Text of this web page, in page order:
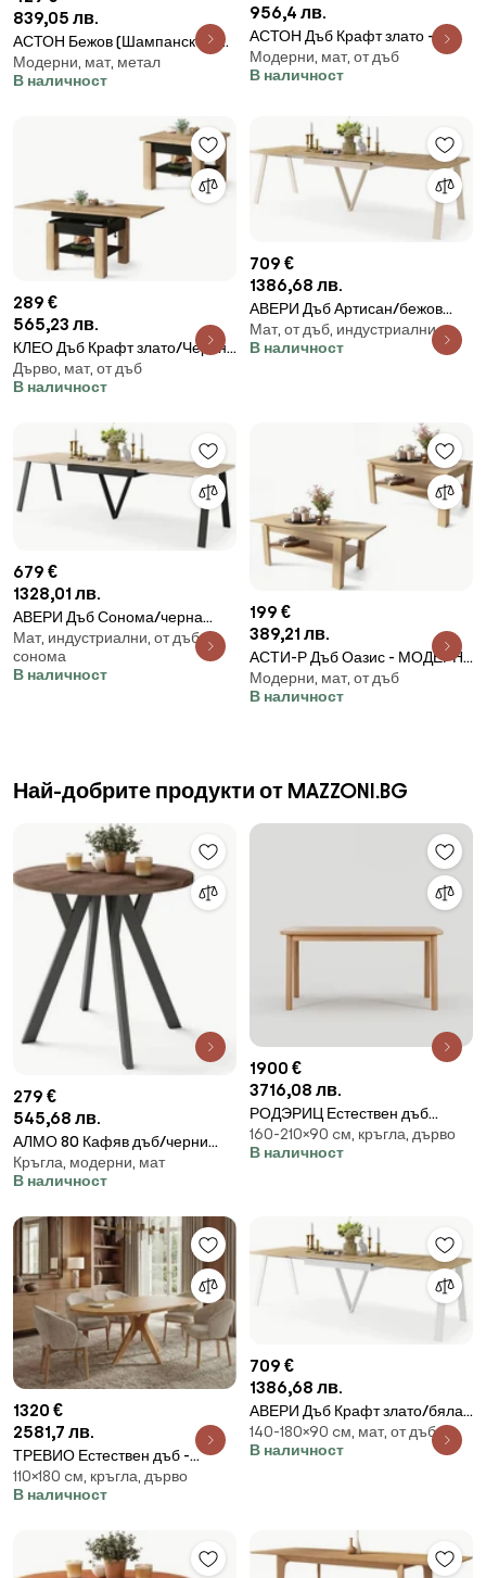
839,05 лв.
АСТОН Бежов (Шампанско) -
МОДЕРНА РАЗТЕГАТЕЛНА
МАСА С ПОВДИГАЩ
Модерни, мат, метал
В наличност
956,4 лв.
АСТОН Дъб Крафт злато -
МОДЕРНА РАЗТЕГАТЕЛНА
МАСА С ПОВДИГАЩ
Модерни, мат, от дъб
В наличност
289 €
565,23 лв.
КЛЕО Дъб Крафт злато/Черен -
РАЗТЕГАТЕЛНА ХОЛНА МАСА
С ПОВДИГАЩ МЕХАНИЗЪМ
Дърво, мат, от дъб
В наличност
709 €
1386,68 лв.
АВЕРИ Дъб Артисан/бежов
(шампанско) долна част -
ЛОФТОВА/ИНДУСТРИАЛНА
Мат, от дъб, индустриални
В наличност
679 €
1328,01 лв.
АВЕРИ Дъб Сонома/черна
долна част - ЛОФТОВА/
ИНДУСТРИАЛНА ХОЛНА/
ТРАПЕЗНА РАЗТЕГАТЕЛНА
Мат, индустриални, от дъб
сонома
В наличност
199 €
389,21 лв.
АСТИ-Р Дъб Оазис - МОДЕРНА
МАСА/РАЗТЕГАТЕЛНА МАСА
Модерни, мат, от дъб
В наличност
Най-добрите продукти от MAZZONI.BG
279 €
545,68 лв.
АЛМО 80 Кафяв дъб/черни
крака - КРЪГЛА МАСА С Y-
ОБРАЗНИ КРАКА В ЛОФТ/
КУХНЯ, ДНЕВНА ИЛИ
ТРАПЕЗАРИЯ
Кръгла, модерни, мат
В наличност
1900 €
3716,08 лв.
РОДЭРИЦ Естествен дъб
160x90 cm (+1 ВЛОЖКА 50 cm)
- ДЪРВЕНА МАСА В СТИЛ
160-210×90 cм, кръгла, дърво
В наличност
1320 €
2581,7 лв.
ТРЕВИО Естествен дъб -
КРЪГЛА ДЪРВЕНА МАСА Ø110
РАЗТЕГАТЕЛНА ДО 180 СМ | ЗА
110×180 cм, кръгла, дърво
В наличност
709 €
1386,68 лв.
АВЕРИ Дъб Крафт злато/бяла
долна част - ЛОФТОВА/
ИНДУСТРИАЛНА ХОЛНА/
140-180×90 cм, мат, от дъб
В наличност